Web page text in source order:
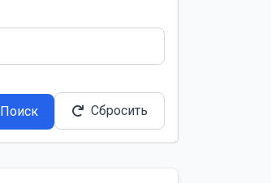
Поиск
Сбросить